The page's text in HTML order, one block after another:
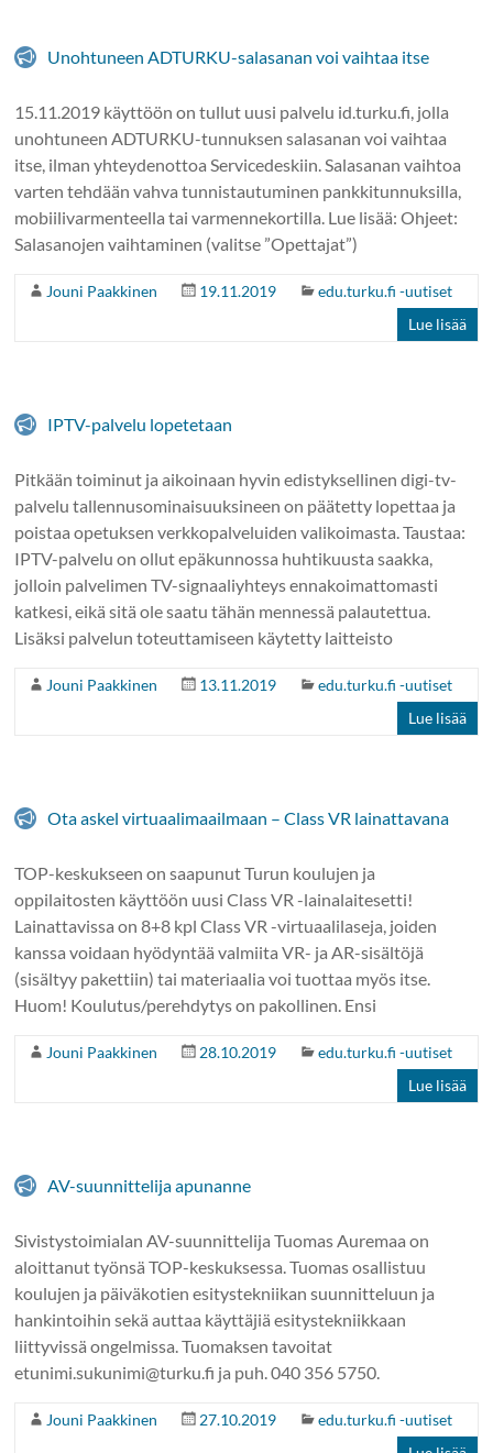
Unohtuneen ADTURKU-salasanan voi vaihtaa itse
15.11.2019 käyttöön on tullut uusi palvelu id.turku.fi, jolla
unohtuneen ADTURKU-tunnuksen salasanan voi vaihtaa
itse, ilman yhteydenottoa Servicedeskiin. Salasanan vaihtoa
varten tehdään vahva tunnistautuminen pankkitunnuksilla,
mobiilivarmenteella tai varmennekortilla. Lue lisää: Ohjeet:
Salasanojen vaihtaminen (valitse ”Opettajat”)
Jouni Paakkinen 19.11.2019
edu.turku.fi -uutiset
Lue lisää
IPTV-palvelu lopetetaan
Pitkään toiminut ja aikoinaan hyvin edistyksellinen digi-tv-
palvelu tallennusominaisuuksineen on päätetty lopettaa ja
poistaa opetuksen verkkopalveluiden valikoimasta. Taustaa:
IPTV-palvelu on ollut epäkunnossa huhtikuusta saakka,
jolloin palvelimen TV-signaaliyhteys ennakoimattomasti
katkesi, eikä sitä ole saatu tähän mennessä palautettua.
Lisäksi palvelun toteuttamiseen käytetty laitteisto
Jouni Paakkinen 13.11.2019
edu.turku.fi -uutiset
Lue lisää
Ota askel virtuaalimaailmaan – Class VR lainattavana
TOP-keskukseen on saapunut Turun koulujen ja
oppilaitosten käyttöön uusi Class VR -lainalaitesetti!
Lainattavissa on 8+8 kpl Class VR -virtuaalilaseja, joiden
kanssa voidaan hyödyntää valmiita VR- ja AR-sisältöjä
(sisältyy pakettiin) tai materiaalia voi tuottaa myös itse.
Huom! Koulutus/perehdytys on pakollinen. Ensi
Jouni Paakkinen 28.10.2019
edu.turku.fi -uutiset
Lue lisää
AV-suunnittelija apunanne
Sivistystoimialan AV-suunnittelija Tuomas Auremaa on
aloittanut työnsä TOP-keskuksessa. Tuomas osallistuu
koulujen ja päiväkotien esitystekniikan suunnitteluun ja
hankintoihin sekä auttaa käyttäjiä esitystekniikkaan
liittyvissä ongelmissa. Tuomaksen tavoitat
etunimi.sukunimi@turku.fi ja puh. 040 356 5750.
Jouni Paakkinen 27.10.2019
edu.turku.fi -uutiset